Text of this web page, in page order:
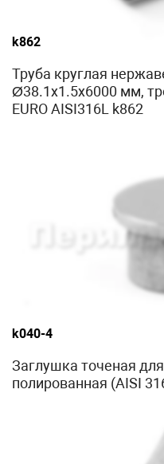
k862
Труба круглая
Ø38.1х1.5х6000 мм,
EURO AISI316L k862
k040-4
Заглушка точеная
полированная (AISI